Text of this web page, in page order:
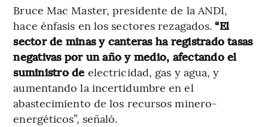
Bruce Mac Master, presidente de la ANDI,
hace énfasis en los sectores rezagados.“El
sector de minas y canteras ha registrado tasas
negativas por un año y medio, afectando el
suministro de electricidad, gas y agua, y
aumentando la incertidumbre en el
abastecimiento de los recursos minero-
energéticos”, señaló.